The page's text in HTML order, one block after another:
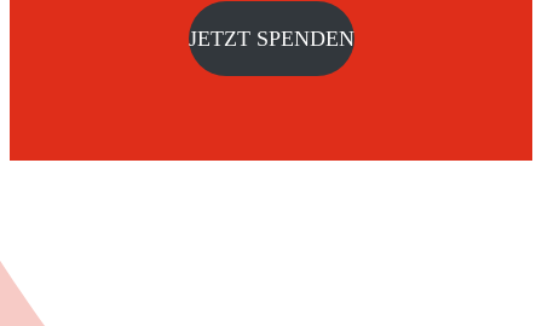
JETZT SPENDEN